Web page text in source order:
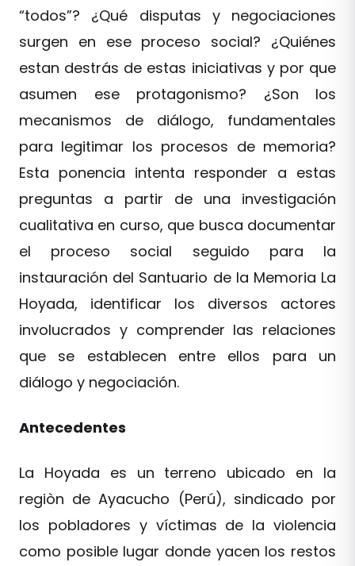
“todos”? ¿Qué disputas y negociaciones
surgen en ese proceso social? ¿Quiénes
estan destrás de estas iniciativas y por que
asumen ese protagonismo? ¿Son los
mecanismos de diálogo, fundamentales
para legitimar los procesos de memoria?
Esta ponencia intenta responder a estas
preguntas a partir de una investigación
cualitativa en curso, que busca documentar
el proceso social seguido para la
instauración del Santuario de la Memoria La
Hoyada, identificar los diversos actores
involucrados y comprender las relaciones
que se establecen entre ellos para un
diálogo y negociación.
Antecedentes
La Hoyada es un terreno ubicado en la
regiòn de Ayacucho (Perú), sindicado por
los pobladores y víctimas de la violencia
como posible lugar donde yacen los restos